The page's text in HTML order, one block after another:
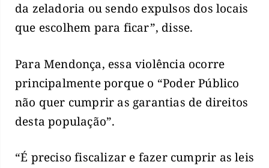
da zeladoria ou sendo expulsos dos locais
que escolhem para ficar”, disse.
Para Mendonça, essa violência ocorre
principalmente porque o “Poder Público
não quer cumprir as garantias de direitos
desta população”.
“É preciso fiscalizar e fazer cumprir as leis